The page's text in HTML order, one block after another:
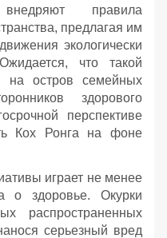
правила
предлагая им
экологически
что такой
на остров семейных
здорового
перспективе
Кох Ронга на фоне
играет не менее
о здоровье. Окурки
распространенных
серьезный вред